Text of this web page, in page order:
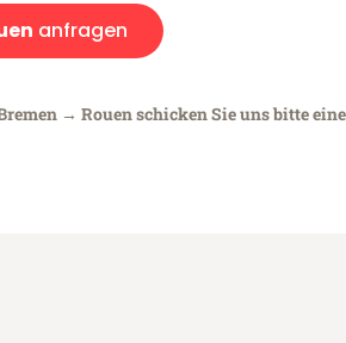
anfragen
→ Rouen schicken Sie uns bitte